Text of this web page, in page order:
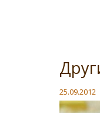
25.09.2012